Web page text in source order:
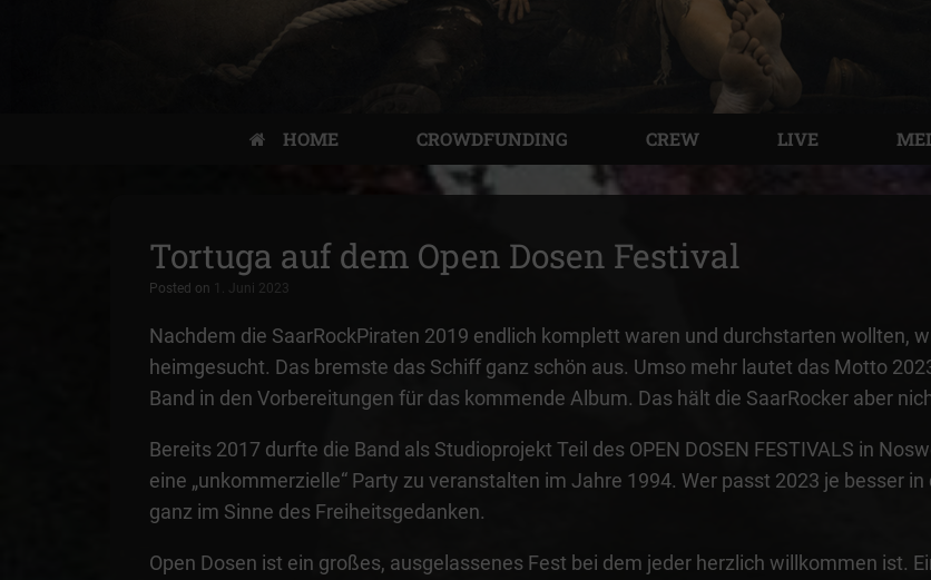
HOME CROWDFUNDING CREW LIVE
Tortuga auf dem Open Dosen Festival
Posted on 1. Juni 2023
Nachdem die SaarRockPiraten 2019 endlich komplett waren und durchstarten wollten,
heimgesucht. Das bremste das Schiff ganz schön aus. Umso mehr lautet das Motto
Band in den Vorbereitungen für das kommende Album. Das hält die SaarRocker aber
Bereits 2017 durfte die Band als Studioprojekt Teil des OPEN DOSEN FESTIVALS in
eine „unkommerzielle“ Party zu veranstalten im Jahre 1994. Wer passt 2023 je besser
ganz im Sinne des Freiheitsgedanken.
Open Dosen ist ein großes, ausgelassenes Fest bei dem jeder herzlich willkommen ist.